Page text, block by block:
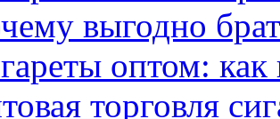
выгодно
оптом: как
торговля